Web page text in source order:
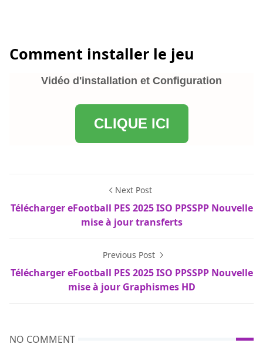
Comment installer le jeu
Vidéo d'installation et Configuration
CLIQUE ICI
Next Post
Télécharger eFootball PES 2025 ISO PPSSPP Nouvelle
mise à jour transferts
Previous Post
Télécharger eFootball PES 2025 ISO PPSSPP Nouvelle
mise à jour Graphismes HD
NO COMMENT